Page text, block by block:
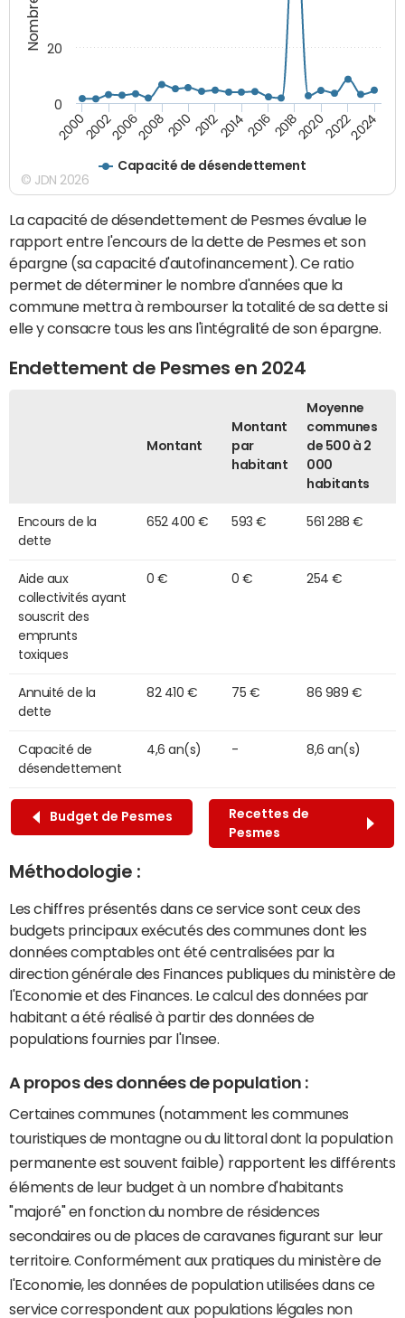
Capacité de désendettement
20002002200620082010 2012201420162018202020222024
0
20
© JDN 2026
La capacité de désendettement de Pesmes évalue le
rapport entre l'encours de la dette de Pesmes et son
épargne (sa capacité d'autofinancement). Ce ratio
permet de déterminer le nombre d'années que la
commune mettra à rembourser la totalité de sa dette si
elle y consacre tous les ans l'intégralité de son épargne.
Endettement de Pesmes en 2024
Montant
Montant
par
habitant
Moyenne
communes
de 500 à 2
000
habitants
Encours de la
dette
652 400 € 593 € 561 288 €
Aide aux
collectivités ayant
souscrit des
emprunts
toxiques
0 € 0 € 254 €
Annuité de la
dette
82 410 € 75 € 86 989 €
Capacité de
désendettement
4,6 an(s) - 8,6 an(s)
Budget de Pesmes
Recettes de
Pesmes
Méthodologie :
Les chiffres présentés dans ce service sont ceux des
budgets principaux exécutés des communes dont les
données comptables ont été centralisées par la
direction générale des Finances publiques du ministère de
l'Economie et des Finances. Le calcul des données par
habitant a été réalisé à partir des données de
populations fournies par l'Insee.
A propos des données de population :
Certaines communes (notamment les communes
touristiques de montagne ou du littoral dont la population
permanente est souvent faible) rapportent les différents
éléments de leur budget à un nombre d'habitants
"majoré" en fonction du nombre de résidences
secondaires ou de places de caravanes figurant sur leur
territoire. Conformément aux pratiques du ministère de
l'Economie, les données de population utilisées dans ce
service correspondent aux populations légales non